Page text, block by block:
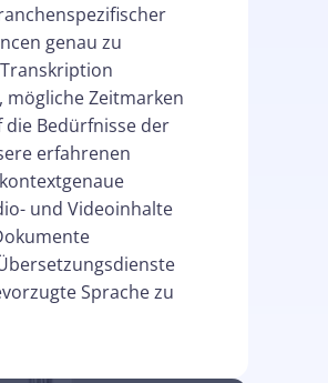
genau zu
Zeitmarken
Bedürfnisse der
erfahrenen
und Videoinhalte
Sprache zu